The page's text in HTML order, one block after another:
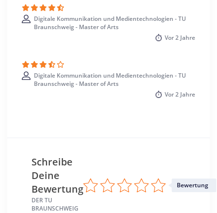
Digitale Kommunikation und Medientechnologien - TU
Braunschweig - Master of Arts
Vor2 Jahre
Digitale Kommunikation und Medientechnologien - TU
Braunschweig - Master of Arts
Vor2 Jahre
Schreibe
Deine
Bewertung
DER TU
BRAUNSCHWEIG
Bewertung